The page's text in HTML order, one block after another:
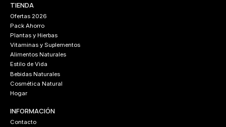
TIENDA
Ofertas 2026
Pack Ahorro
Plantas y Hierbas
Vitaminas y Suplementos
Alimentos Naturales
Estilo de Vida
Bebidas Naturales
Cosmética Natural
Hogar
INFORMACIÓN
Contacto